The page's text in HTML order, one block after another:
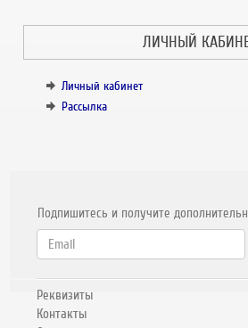
ЛИЧНЫЙ
Личный кабинет
Рассылка
Подпишитесь и получите
Реквизиты
Контакты